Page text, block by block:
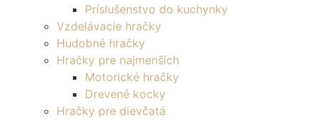
Príslušenstvo do kuchynky
Vzdelávacie hračky
Hudobné hračky
Hračky pre najmenších
Motorické hračky
Drevené kocky
Hračky pre dievčatá